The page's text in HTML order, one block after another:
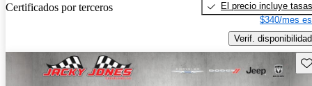
Certificados por terceros
El precio incluye tasas
$340/mes
Verif. disponibilidad